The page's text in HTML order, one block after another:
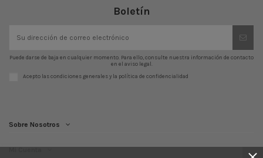
Boletín
Puede darse de baja en cualquier momento. Para ello, consulte nuestra información de contacto
en el aviso legal.
Acepto las condiciones generales y la política de confidencialidad
Sobre Nosotros
Mi Cuenta